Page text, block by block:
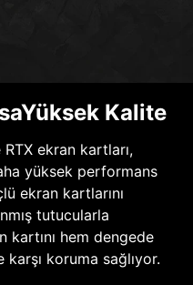
Kalite
ekran kartları,
yüksek performans
ekran kartlarını
tutucularla
kartını hem dengede
koruma sağlıyor.